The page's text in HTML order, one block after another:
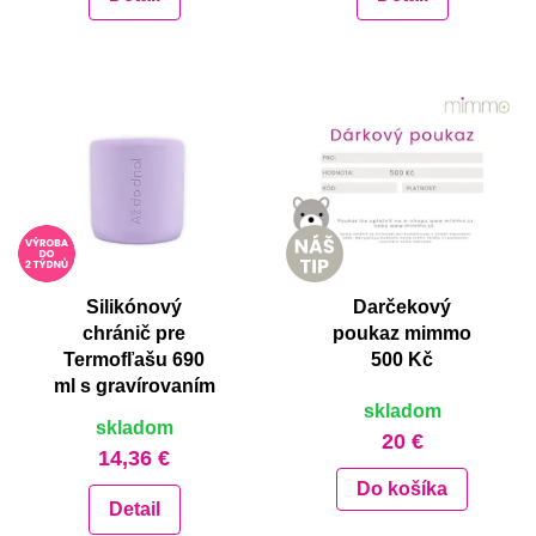
Silikónový
chránič pre
Termofľašu 690
ml s gravírovaním
skladom
14,36 €
Detail
Darčekový
poukaz mimmo
500 Kč
skladom
20 €
Do košíka